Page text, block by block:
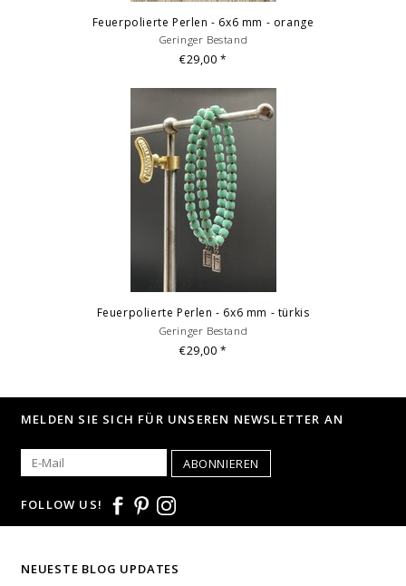
Feuerpolierte Perlen - 6x6 mm - orange
Geringer Bestand
€29,00*
Feuerpolierte Perlen - 6x6 mm - türkis
Geringer Bestand
€29,00*
MELDEN SIE SICH FÜR UNSEREN NEWSLETTER AN
ABONNIEREN
FOLLOW US!
NEUESTE BLOG UPDATES